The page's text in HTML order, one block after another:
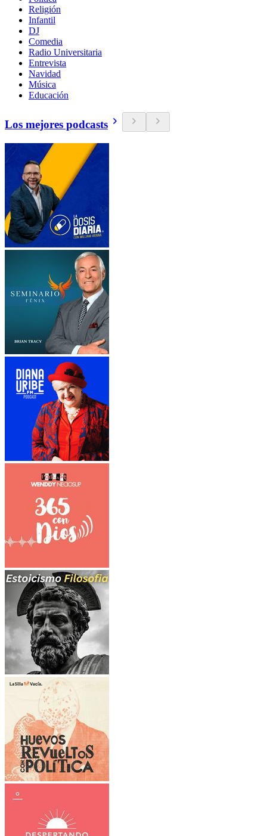
Religión
Infantil
DJ
Comedia
Radio Universitaria
Entrevista
Navidad
Música
Educación
Los mejores podcasts